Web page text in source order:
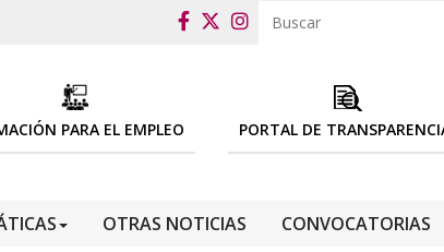
PORTAL DE
PARA EL EMPLEO
OTRAS NOTICIAS CONVOCATORIAS